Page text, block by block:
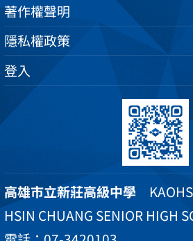
著作權聲明
隱私權政策
登入
高雄市立新莊高級中學
HSIN CHUANG SENIOR HIGH